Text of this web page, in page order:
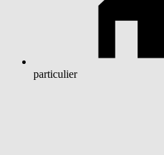
particulier